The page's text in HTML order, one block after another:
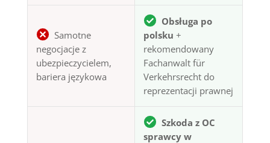
Samotne
negocjacje z
ubezpieczycielem,
bariera językowa
Obsługa po
polsku +
rekomendowany
Fachanwalt für
Verkehrsrecht do
reprezentacji prawnej
Szkoda z OC
sprawcy w